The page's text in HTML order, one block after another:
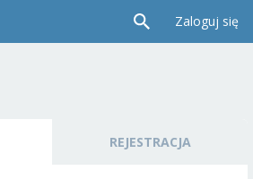
Zaloguj się
REJESTRACJA